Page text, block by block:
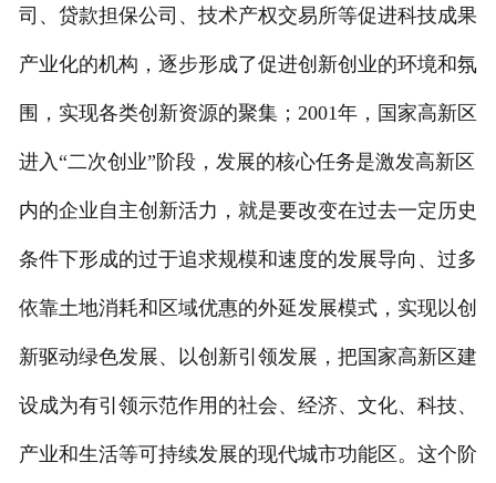
司、贷款担保公司、技术产权交易所等促进科技成果
产业化的机构，逐步形成了促进创新创业的环境和氛
围，实现各类创新资源的聚集；2001年，国家高新区
进入“二次创业”阶段，发展的核心任务是激发高新区
内的企业自主创新活力，就是要改变在过去一定历史
条件下形成的过于追求规模和速度的发展导向、过多
依靠土地消耗和区域优惠的外延发展模式，实现以创
新驱动绿色发展、以创新引领发展，把国家高新区建
设成为有引领示范作用的社会、经济、文化、科技、
产业和生活等可持续发展的现代城市功能区。这个阶